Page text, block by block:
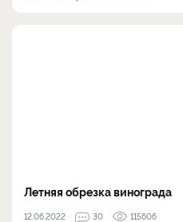
Летняя обрезка винограда
12.06.2022 30 115606